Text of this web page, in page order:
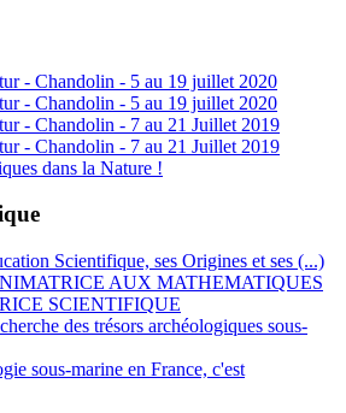
- Chandolin - 5 au 19 juillet 2020
- Chandolin - 5 au 19 juillet 2020
- Chandolin - 7 au 21 Juillet 2019
- Chandolin - 7 au 21 Juillet 2019
dans la Nature !
Scientifique, ses Origines et ses (...)
AUX MATHEMATIQUES
SCIENTIFIQUE
des trésors archéologiques sous-
sous-marine en France, c'est